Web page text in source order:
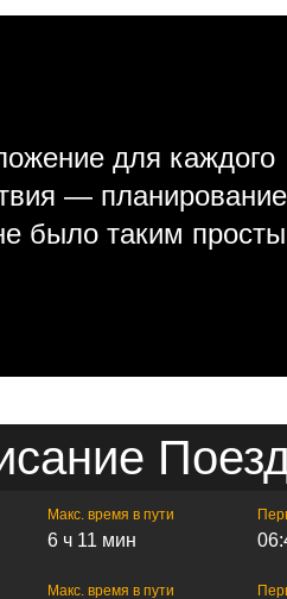
для каждого
— планирование
было таким
Макс. время в пути
6 ч 11 мин
Макс. время в пути